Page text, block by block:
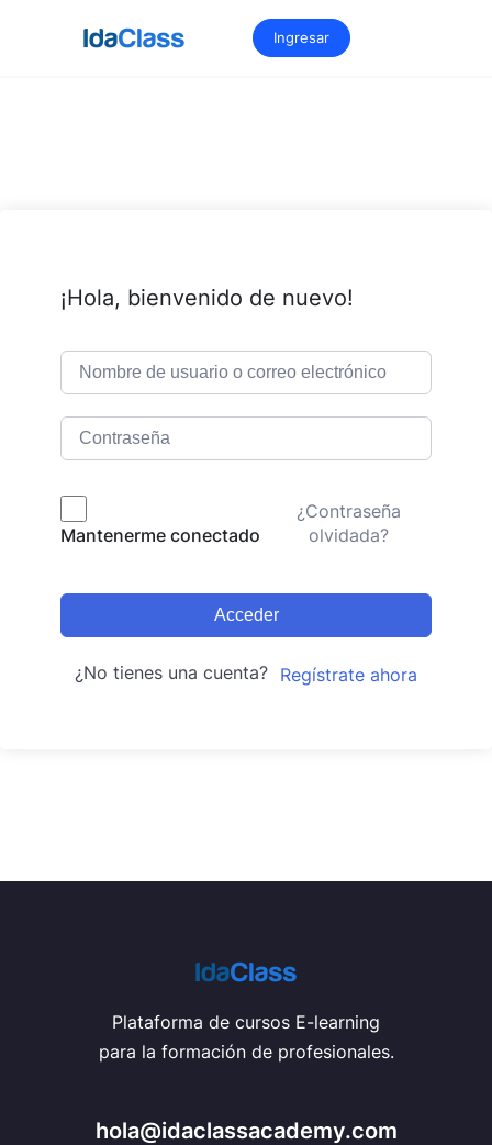
Ingresar
¡Hola, bienvenido de nuevo!
Mantenerme conectado
¿Contraseña
olvidada?
Acceder
¿No tienes una cuenta? Regístrate ahora
Plataforma de cursos E-learning
para la formación de profesionales.
hola@idaclassacademy.com